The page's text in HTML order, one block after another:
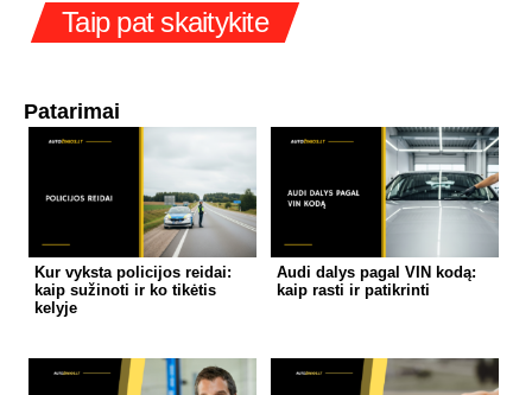
Taip pat skaitykite
Patarimai
Kur vyksta policijos reidai:
kaip sužinoti ir ko tikėtis
kelyje
Audi dalys pagal VIN kodą:
kaip rasti ir patikrinti